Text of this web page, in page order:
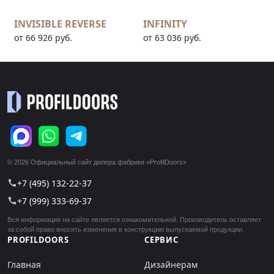
INVISIBLE REVERSE
от 66 926 руб.
INFINITY
от 63 036 руб.
© 2026 Официальный сайт дилера фабрики «ProfilDoors»
call+7 (495) 132-22-37
call+7 (999) 333-69-37
Вся информация на сайте является ознакомительной. Производитель оставляет
за собой право вносить изменения в конструкцию выпускаемой продукции.
PROFILDOORS
Главная
СЕРВИС
Дизайнерам